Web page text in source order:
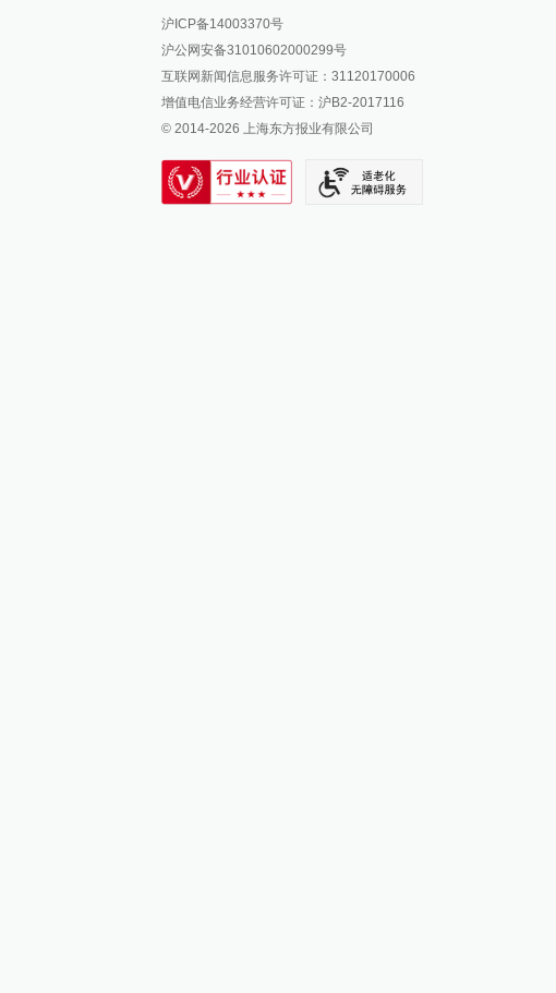
澎湃新闻公众号
澎湃新闻抖音号
派生万物开放平台
IP SHANGHAI
SIXTH TONE
报料邮箱: news@thepaper.cn
沪ICP备14003370号
沪公网安备31010602000299号
互联网新闻信息服务许可证：31120170006
增值电信业务经营许可证：沪B2-2017116
© 2014-2026 上海东方报业有限公司